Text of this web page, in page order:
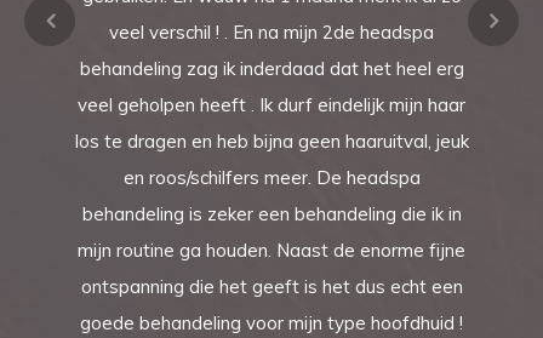
veel verschil ! . En na mijn 2de headspa
behandeling zag ik inderdaad dat het heel erg
veel geholpen heeft . Ik durf eindelijk mijn haar
los te dragen en heb bijna geen haaruitval, jeuk
en roos/schilfers meer. De headspa
behandeling is zeker een behandeling die ik in
mijn routine ga houden. Naast de enorme fijne
ontspanning die het geeft is het dus echt een
goede behandeling voor mijn type hoofdhuid !